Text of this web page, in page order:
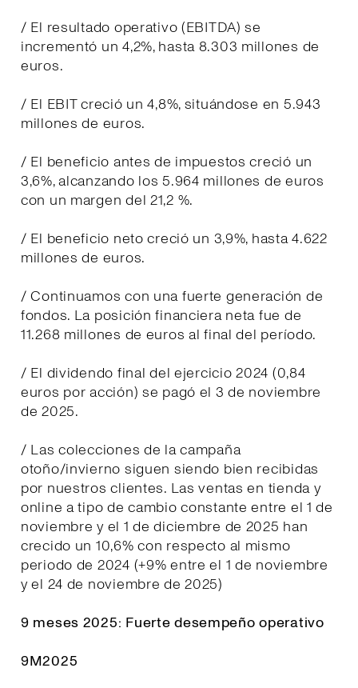
/ El resultado operativo (EBITDA) se
incrementó un 4,2%, hasta 8.303 millones de
euros.
/ El EBIT creció un 4,8%, situándose en 5.943
millones de euros.
/ El beneficio antes de impuestos creció un
3,6%, alcanzando los 5.964 millones de euros
con un margen del 21,2 %.
/ El beneficio neto creció un 3,9%, hasta 4.622
millones de euros.
/ Continuamos con una fuerte generación de
fondos. La posición financiera neta fue de
11.268 millones de euros al final del período.
/ El dividendo final del ejercicio 2024 (0,84
euros por acción) se pagó el 3 de noviembre
de 2025.
/ Las colecciones de la campaña
otoño/invierno siguen siendo bien recibidas
por nuestros clientes. Las ventas en tienda y
online a tipo de cambio constante entre el 1 de
noviembre y el 1 de diciembre de 2025 han
crecido un 10,6% con respecto al mismo
periodo de 2024 (+9% entre el 1 de noviembre
y el 24 de noviembre de 2025)
9 meses 2025: Fuerte desempeño operativo
9M2025